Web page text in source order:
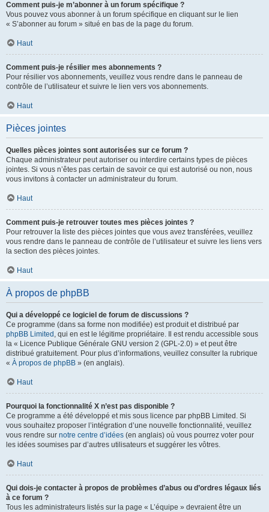
Comment puis-je m’abonner à un forum spécifique ?
Vous pouvez vous abonner à un forum spécifique en cliquant sur le lien
« S’abonner au forum » situé en bas de la page du forum.
Haut
Comment puis-je résilier mes abonnements ?
Pour résilier vos abonnements, veuillez vous rendre dans le panneau de
contrôle de l’utilisateur et suivre le lien vers vos abonnements.
Haut
Pièces jointes
Quelles pièces jointes sont autorisées sur ce forum ?
Chaque administrateur peut autoriser ou interdire certains types de pièces
jointes. Si vous n’êtes pas certain de savoir ce qui est autorisé ou non, nous
vous invitons à contacter un administrateur du forum.
Haut
Comment puis-je retrouver toutes mes pièces jointes ?
Pour retrouver la liste des pièces jointes que vous avez transférées, veuillez
vous rendre dans le panneau de contrôle de l’utilisateur et suivre les liens vers
la section des pièces jointes.
Haut
À propos de phpBB
Qui a développé ce logiciel de forum de discussions ?
Ce programme (dans sa forme non modifiée) est produit et distribué par
phpBB Limited , qui en est le légitime propriétaire. Il est rendu accessible sous
la « Licence Publique Générale GNU version 2 (GPL-2.0) » et peut être
distribué gratuitement. Pour plus d’informations, veuillez consulter la rubrique
« À propos de phpBB » (en anglais).
Haut
Pourquoi la fonctionnalité X n’est pas disponible ?
Ce programme a été développé et mis sous licence par phpBB Limited. Si
vous souhaitez proposer l’intégration d’une nouvelle fonctionnalité, veuillez
vous rendre sur notre centre d’idées (en anglais) où vous pourrez voter pour
les idées soumises par d’autres utilisateurs et suggérer les vôtres.
Haut
Qui dois-je contacter à propos de problèmes d’abus ou d’ordres légaux liés
à ce forum ?
Tous les administrateurs listés sur la page « L’équipe » devraient être un